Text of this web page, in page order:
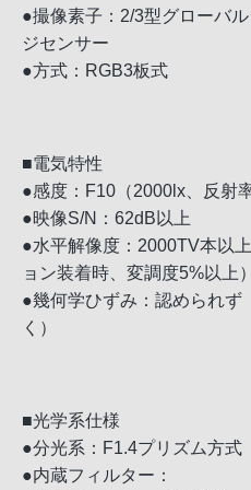
●撮像素子：2/3型グローバ
ジセンサー
●方式：RGB3板式
■電気特性
●感度：F10（2000lx、反射
●映像S/N：62dB以上
●水平解像度：2000TV本以
ョン装着時、変調度5%以上）
●幾何学ひずみ：認められず
く）
■光学系仕様
●分光系：F1.4プリズム方式
●内蔵フィルター：